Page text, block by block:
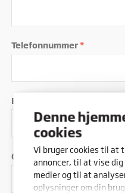
Denne
cookies
Vi bruger cookies til at
annoncer, til at vise
medier og til at
oplysninger om din
Telefonnummer *
Email
Gentag Email *